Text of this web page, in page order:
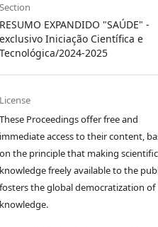
Section
RESUMO EXPANDIDO "SAÚDE" -
exclusivo Iniciação Científica e
Tecnológica/2024-2025
License
These Proceedings offer free and
immediate access to their content,
on the principle that making scientific
knowledge freely available to the
fosters the global democratization of
knowledge.